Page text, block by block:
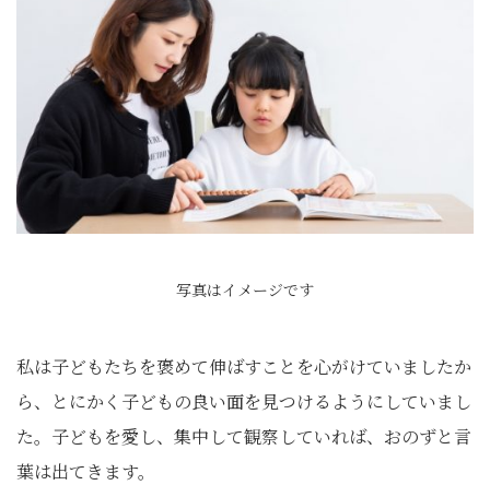
写真はイメージです
私は子どもたちを褒めて伸ばすことを心がけていましたか
ら、とにかく子どもの良い面を見つけるようにしていまし
た。子どもを愛し、集中して観察していれば、おのずと言
葉は出てきます。